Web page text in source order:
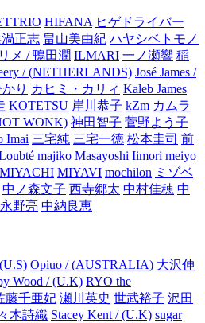
HIFANA ヒゲドライバー
正志 畠山美由紀 ハヤシベトモノ
メ / 鴨田潤 ILMARI 一ノ瀬響 稲
/ (NETHERLANDS) José James /
り カヒミ・カリィ Kaleb James
KOTETSU 岸川恭子 kZm カムラ
WONK) 神田智子 菅野よう子
Imai 三宅純 三宅一徳 松本圭司 前
majiko Masayoshi Iimori meiyo
MIYACHI MIYAVI mochilon ミゾベ
中ノ森文子 西寺郷太 中村佳穂 中
永野亮 中納良恵
Opiuo / (AUSTRALIA) 大沢伸
Wood / (U.K) RYO the
藤千亜妃 瀬川英史 世武裕子 沢田
木詩織 Stacey Kent / (U.K) sugar